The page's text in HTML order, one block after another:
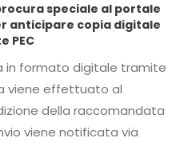
speciale al portale
PEC
digitale tramite
viene effettuato al
viene notificata via